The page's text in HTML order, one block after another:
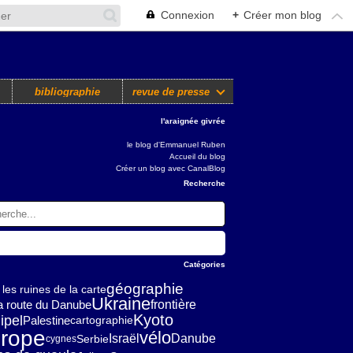
Connexion + Créer mon blog
bibliographie revue de presse
l'araignée givrée
le blog d'Emmanuel Ruben
Accueil du blog
Créer un blog avec CanalBlog
Recherche
Catégories
les ruines de la cartegéographie
route du DanubeUkrainefrontière
PalestinecartographieKyoto
cygnesSerbie Israël véloDanube